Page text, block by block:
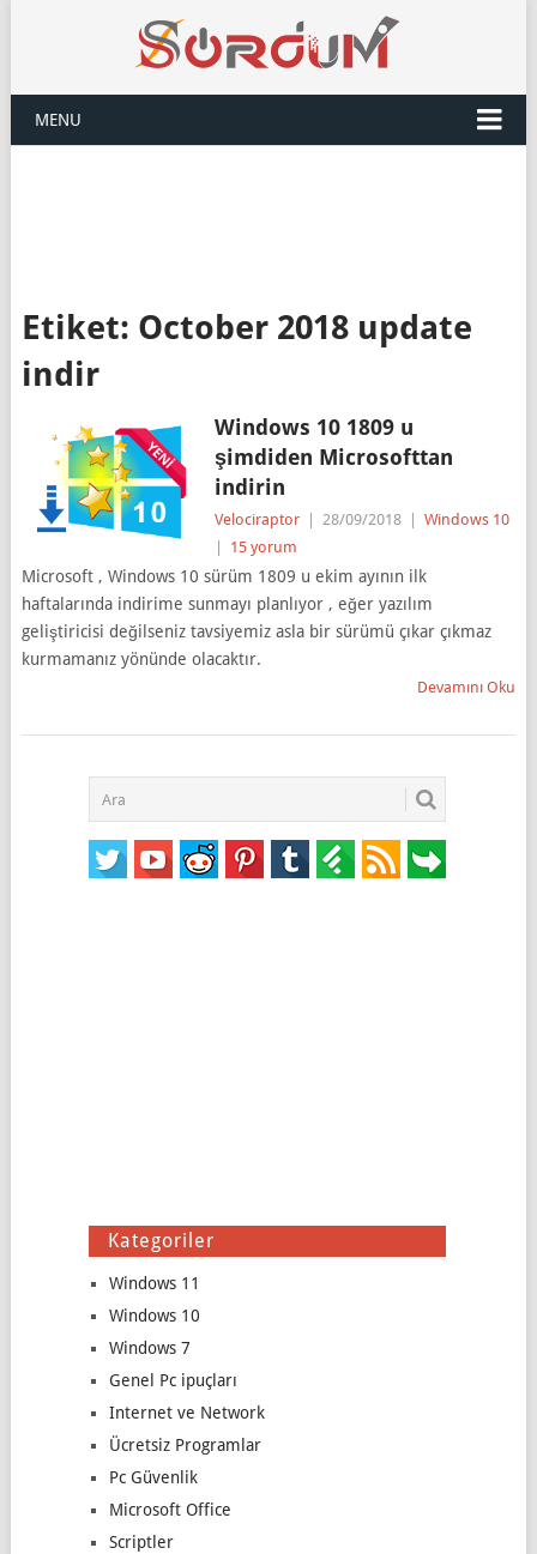
MENU
Etiket: October 2018 update
indir
Windows 10 1809 u
şimdiden Microsofttan
indirin
Velociraptor 28/09/2018
Windows 10
15 yorum
Microsoft , Windows 10 sürüm 1809 u ekim ayının ilk
haftalarında indirime sunmayı planlıyor , eğer yazılım
geliştiricisi değilseniz tavsiyemiz asla bir sürümü çıkar çıkmaz
kurmamanız yönünde olacaktır.
Devamını Oku
Kategoriler
Windows 11
Windows 10
Windows 7
Genel Pc ipuçları
Internet ve Network
Ücretsiz Programlar
Pc Güvenlik
Microsoft Office
Scriptler